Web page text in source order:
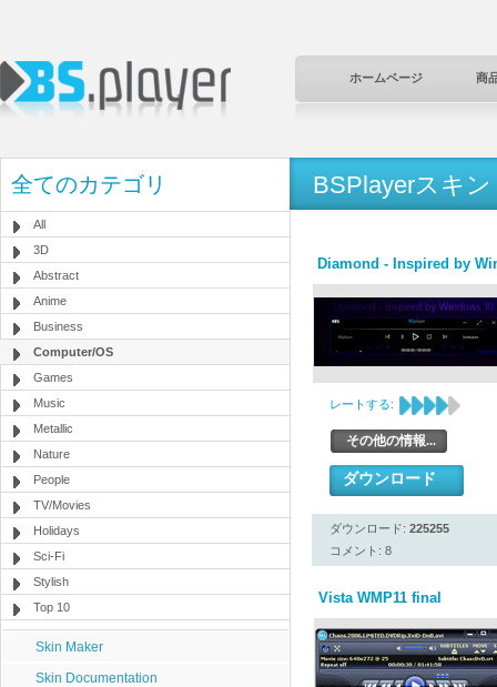
ホームページ 商
全てのカテゴリ
All
3D
Abstract
Anime
Business
Computer/OS
Games
Music
Metallic
Nature
People
TV/Movies
Holidays
Sci-Fi
Stylish
Top 10
Skin Maker
Skin Documentation
BSPlayerスキン
Diamond - Inspired by
レートする:
その他の情報...
ダウンロード
ダウンロード: 225255
コメント: 8
Vista WMP11 final